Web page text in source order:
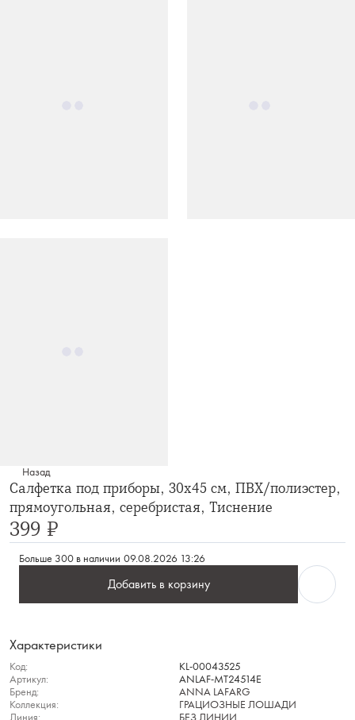
Назад
Салфетка под приборы, 30х45 см, ПВХ/полиэстер,
прямоугольная, серебристая, Тиснение
399 ₽
Больше 300 в наличии 09.08.2026 13:26
Добавить в корзину
Характеристики
Код:
KL-00043525
Артикул:
ANLAF-MT24514E
Бренд:
ANNA LAFARG
Коллекция:
ГРАЦИОЗНЫЕ ЛОШАДИ
Линия:
БЕЗ ЛИНИИ